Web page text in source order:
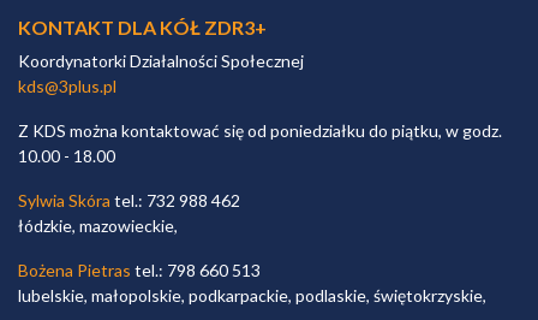
KONTAKT DLA KÓŁ ZDR3+
Koordynatorki Działalności Społecznej
kds@3plus.pl
Z KDS można kontaktować się od poniedziałku do piątku, w godz.
10.00 - 18.00
Sylwia Skóra tel.: 732 988 462
łódzkie, mazowieckie,
Bożena Pietras tel.: 798 660 513
lubelskie, małopolskie, podkarpackie, podlaskie, świętokrzyskie,